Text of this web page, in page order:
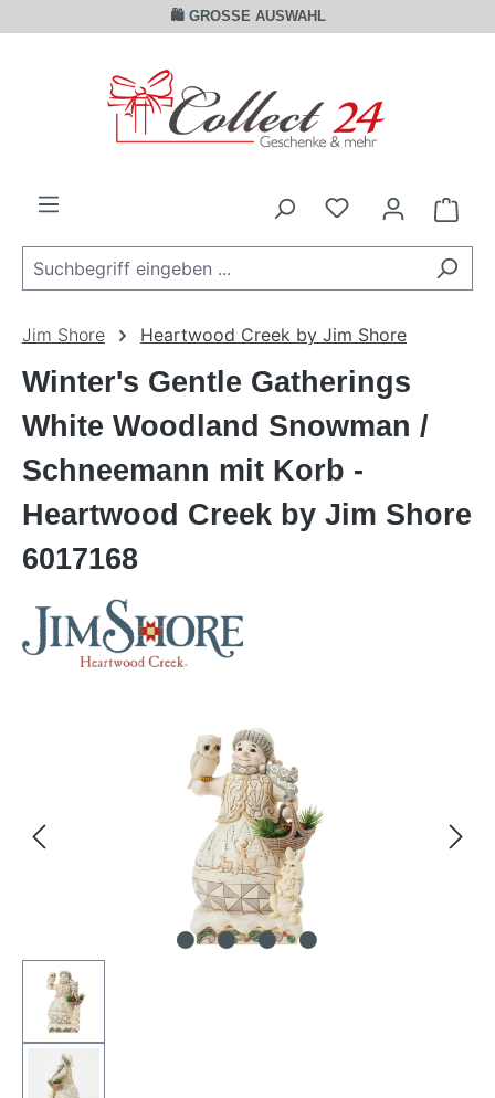
Zum Hauptinhalt springen🛍️ GROSSE AUSWAHL
Jim Shore Heartwood Creek by Jim Shore
Winter's Gentle Gatherings
White Woodland Snowman /
Schneemann mit Korb -
Heartwood Creek by Jim Shore
6017168